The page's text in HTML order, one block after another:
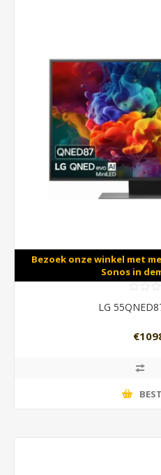
Bezoek onze winkel met
Sonos in
LG